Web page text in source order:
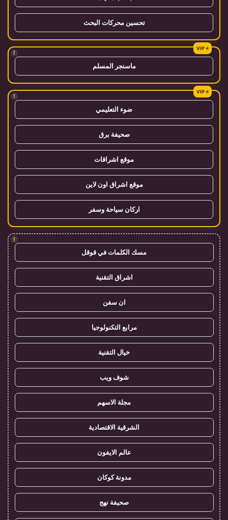
تحسين محركات البحث
!
ماسنجر المسلم
!
ضوء التعليمي
صحيفة برق
موقع اشراقات
موقع اشراق اون لاين
اركان سياحة وسفر
!
مسك الكلمات في قوقل
اشراق التقنية
ان سفن
مرابع التكنولوجيا
خيال التقنية
شوف ويب
مجلة الاسهم
الشرقية الاقتصادية
عالم الايفون
مدونة كوكان
صحيفة نهج